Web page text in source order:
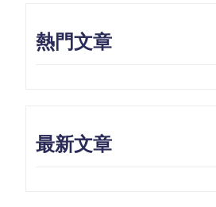
熱門文章
最新文章